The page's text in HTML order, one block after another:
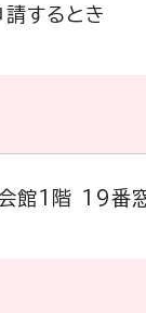
するとき
館1階 19番窓